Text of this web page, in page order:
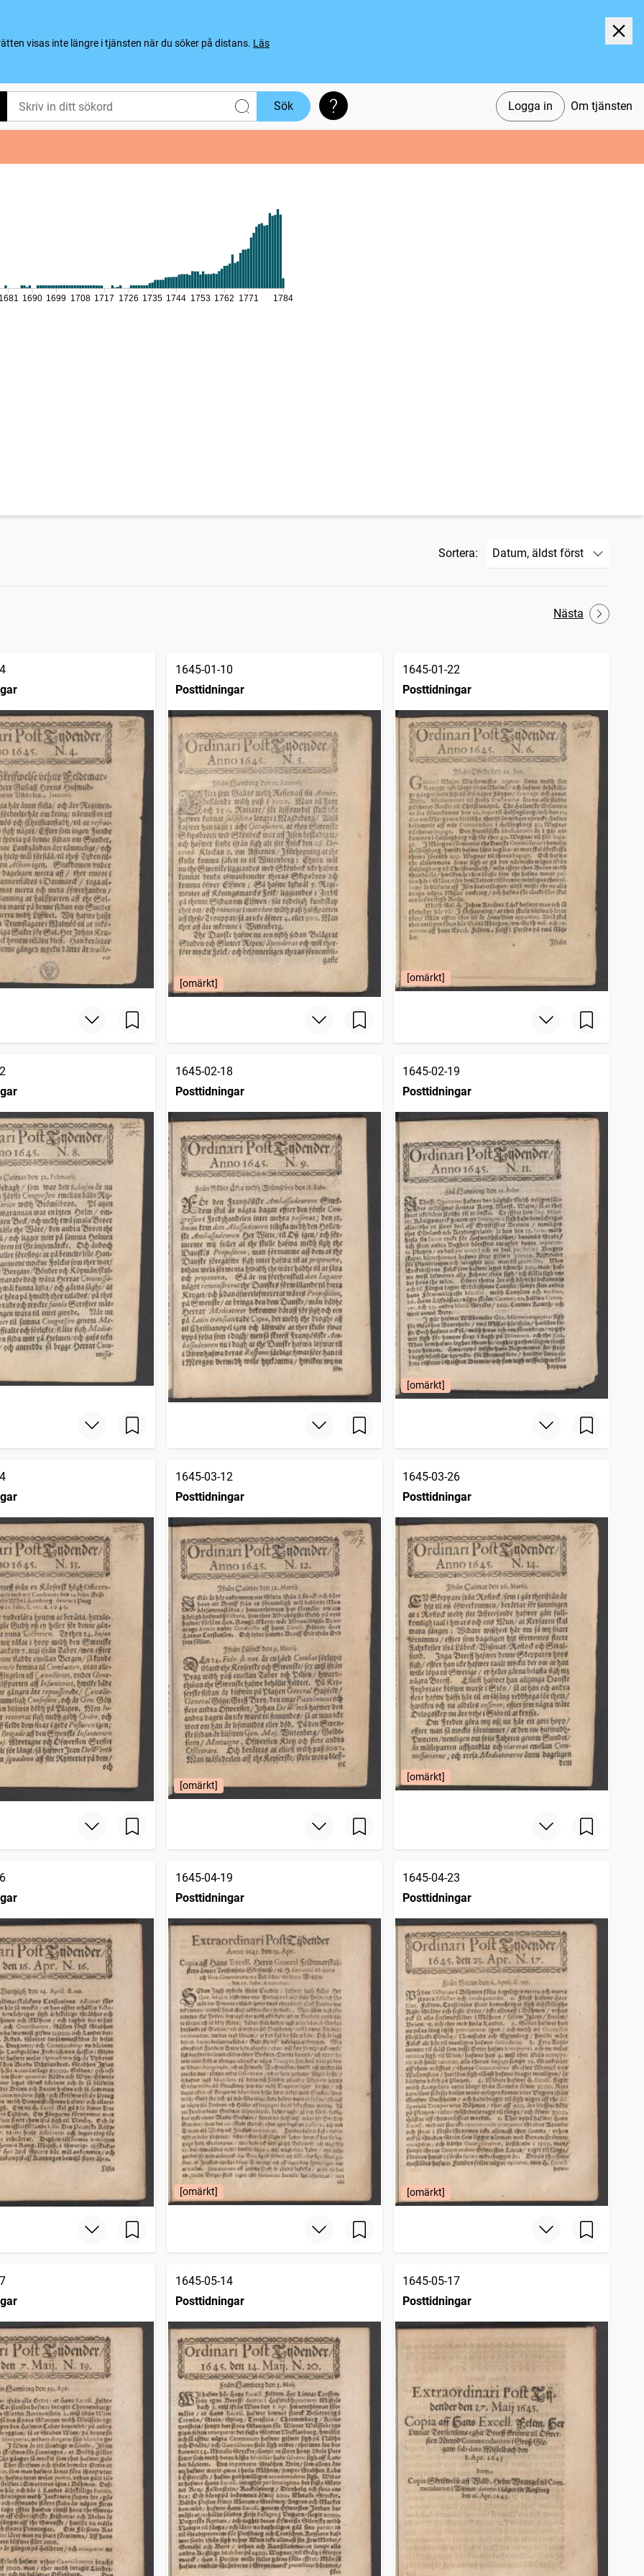
visas inte längre i tjänsten när du söker på distans. Läs
Logga in Om tjänsten
Sök Söktips
1681 1690 1699 1708 1717 1726 1735 1744 1753 1762 1771 1784
Sortera:
Nästa
1645-01-10
Posttidningar
[omärkt]
1645-01-22
Posttidningar
[omärkt]
1645-02-18
Posttidningar
1645-02-19
Posttidningar
[omärkt]
1645-03-12
Posttidningar
[omärkt]
1645-03-26
Posttidningar
[omärkt]
1645-04-19
Posttidningar
[omärkt]
1645-04-23
Posttidningar
[omärkt]
1645-05-14
Posttidningar
1645-05-17
Posttidningar